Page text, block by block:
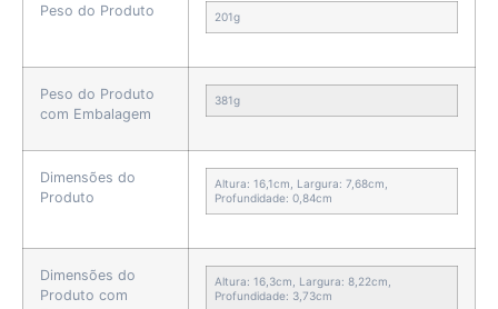
Peso do Produto 201g
Peso do Produto
com Embalagem
381g
Dimensões do
Produto
Altura: 16,1cm, Largura: 7,68cm,
Profundidade: 0,84cm
Dimensões do
Produto com
Altura: 16,3cm, Largura: 8,22cm,
Profundidade: 3,73cm